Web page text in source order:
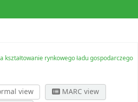
kształtowanie rynkowego ładu gospodarczego
view
MARC view